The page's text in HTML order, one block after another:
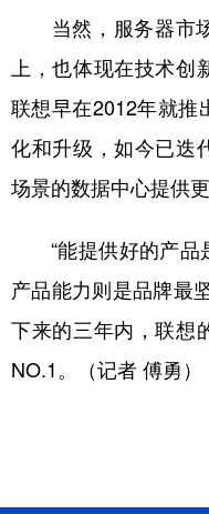
当然，服务器市场
上，也体现在技术创
联想早在2012年就推
化和升级，如今已迭
场景的数据中心提供更
“能提供好的产品
产品能力则是品牌最
下来的三年内，联想
NO.1。（记者 傅勇）